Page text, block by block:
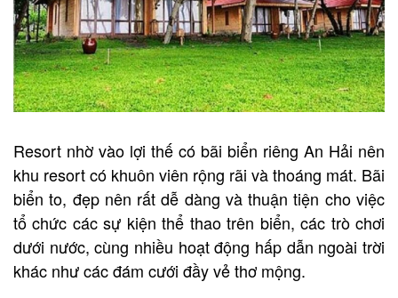
Resort nhờ vào lợi thế có bãi biển riêng An Hải nên
khu resort có khuôn viên rộng rãi và thoáng mát. Bãi
biển to, đẹp nên rất dễ dàng và thuận tiện cho việc
tổ chức các sự kiện thể thao trên biển, các trò chơi
dưới nước, cùng nhiều hoạt động hấp dẫn ngoài trời
khác như các đám cưới đầy vẻ thơ mộng.